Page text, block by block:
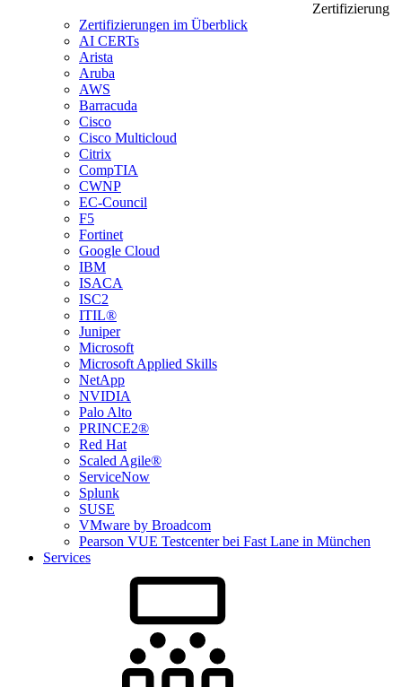
Zertifizierung
Zertifizierungen im Überblick
AI CERTs
Arista
Aruba
AWS
Barracuda
Cisco
Cisco Multicloud
Citrix
CompTIA
CWNP
EC-Council
F5
Fortinet
Google Cloud
IBM
ISACA
ISC2
ITIL®
Juniper
Microsoft
Microsoft Applied Skills
NetApp
NVIDIA
Palo Alto
PRINCE2®
Red Hat
Scaled Agile®
ServiceNow
Splunk
SUSE
VMware by Broadcom
Pearson VUE Testcenter bei Fast Lane in München
Services